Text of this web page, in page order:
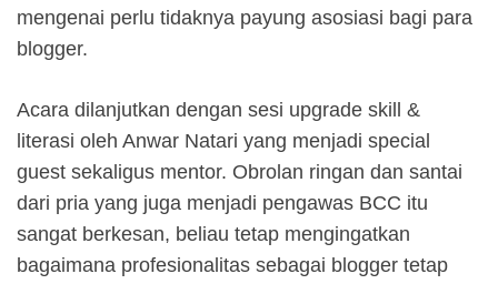
mengenai perlu tidaknya payung asosiasi bagi para
blogger.
Acara dilanjutkan dengan sesi upgrade skill &
literasi oleh Anwar Natari yang menjadi special
guest sekaligus mentor. Obrolan ringan dan santai
dari pria yang juga menjadi pengawas BCC itu
sangat berkesan, beliau tetap mengingatkan
bagaimana profesionalitas sebagai blogger tetap